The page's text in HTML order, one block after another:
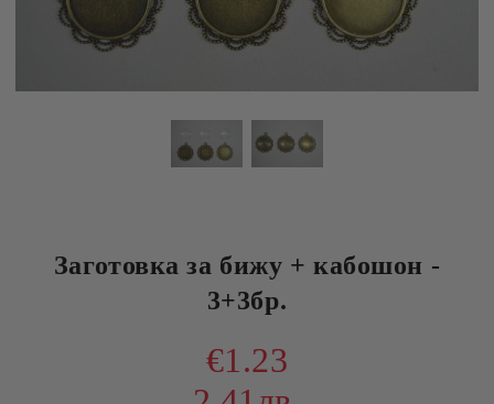
Заготовка за бижу + кабошон -
3+3бр.
€1.23